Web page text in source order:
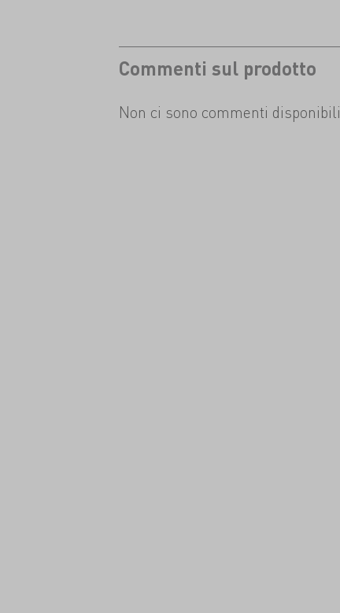
Commenti sul prodotto
Non ci sono commenti disponibili.